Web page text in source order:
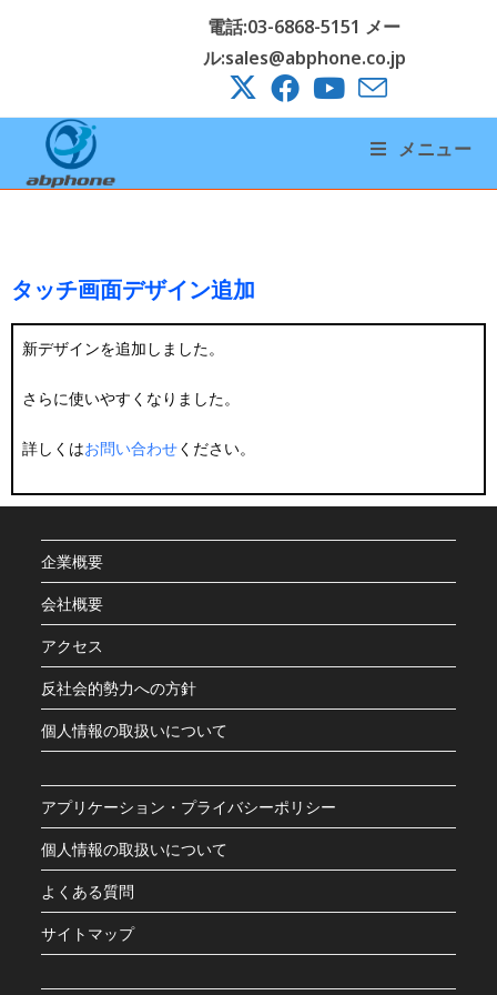
電話:03-6868-5151 メー
ル:sales@abphone.co.jp
メニュー
タッチ画面デザイン追加
新デザインを追加しました。
さらに使いやすくなりました。
詳しくはお問い合わせください。
企業概要
会社概要
アクセス
反社会的勢力への方針
個人情報の取扱いについて
アプリケーション・プライバシーポリシー
個人情報の取扱いについて
よくある質問
サイトマップ